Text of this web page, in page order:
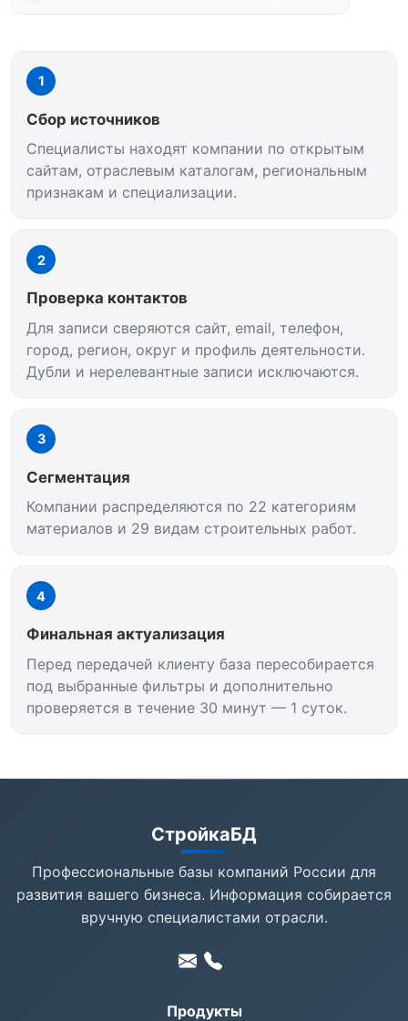
1
Сбор источников
Специалисты находят компании по открытым
сайтам, отраслевым каталогам, региональным
признакам и специализации.
2
Проверка контактов
Для записи сверяются сайт, email, телефон,
город, регион, округ и профиль деятельности.
Дубли и нерелевантные записи исключаются.
3
Сегментация
Компании распределяются по 22 категориям
материалов и 29 видам строительных работ.
4
Финальная актуализация
Перед передачей клиенту база пересобирается
под выбранные фильтры и дополнительно
проверяется в течение 30 минут — 1 суток.
СтройкаБД
Профессиональные базы компаний России для
развития вашего бизнеса. Информация собирается
вручную специалистами отрасли.
Продукты